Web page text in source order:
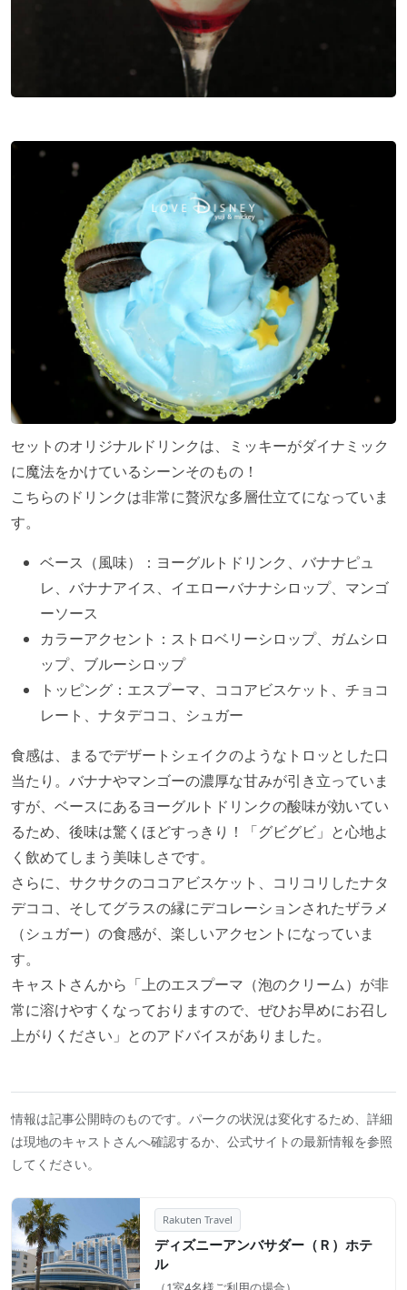
セットのオリジナルドリンクは、ミッキーがダイナミック
に魔法をかけているシーンそのもの！
こちらのドリンクは非常に贅沢な多層仕立てになっていま
す。
ベース（風味）：ヨーグルトドリンク、バナナピュ
レ、バナナアイス、イエローバナナシロップ、マンゴ
ーソース
カラーアクセント：ストロベリーシロップ、ガムシロ
ップ、ブルーシロップ
トッピング：エスプーマ、ココアビスケット、チョコ
レート、ナタデココ、シュガー
食感は、まるでデザートシェイクのようなトロッとした口
当たり。バナナやマンゴーの濃厚な甘みが引き立っていま
すが、ベースにあるヨーグルトドリンクの酸味が効いてい
るため、後味は驚くほどすっきり！「グビグビ」と心地よ
く飲めてしまう美味しさです。
さらに、サクサクのココアビスケット、コリコリしたナタ
デココ、そしてグラスの縁にデコレーションされたザラメ
（シュガー）の食感が、楽しいアクセントになっていま
す。
キャストさんから「上のエスプーマ（泡のクリーム）が非
常に溶けやすくなっておりますので、ぜひお早めにお召し
上がりください」とのアドバイスがありました。
情報は記事公開時のものです。パークの状況は変化するため、詳細
は現地のキャストさんへ確認するか、公式サイトの最新情報を参照
してください。
Rakuten Travel
ディズニーアンバサダー（Ｒ）ホテ
ル